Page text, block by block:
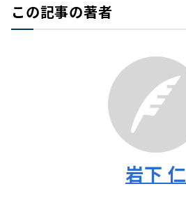
この記事の著者
岩下 仁